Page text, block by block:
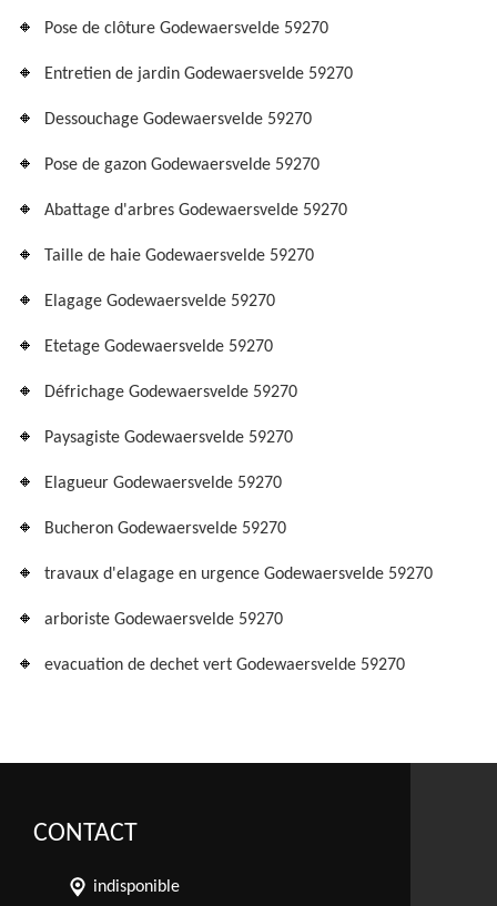
Pose de clôture Godewaersvelde 59270
Entretien de jardin Godewaersvelde 59270
Dessouchage Godewaersvelde 59270
Pose de gazon Godewaersvelde 59270
Abattage d'arbres Godewaersvelde 59270
Taille de haie Godewaersvelde 59270
Elagage Godewaersvelde 59270
Etetage Godewaersvelde 59270
Défrichage Godewaersvelde 59270
Paysagiste Godewaersvelde 59270
Elagueur Godewaersvelde 59270
Bucheron Godewaersvelde 59270
travaux d'elagage en urgence Godewaersvelde 59270
arboriste Godewaersvelde 59270
evacuation de dechet vert Godewaersvelde 59270
CONTACT
indisponible